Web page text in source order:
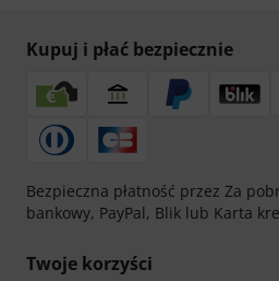
Kupuj i płać bezpiecznie
Bezpieczna płatność przez Za
bankowy, PayPal, Blik lub Karta
Twoje korzyści